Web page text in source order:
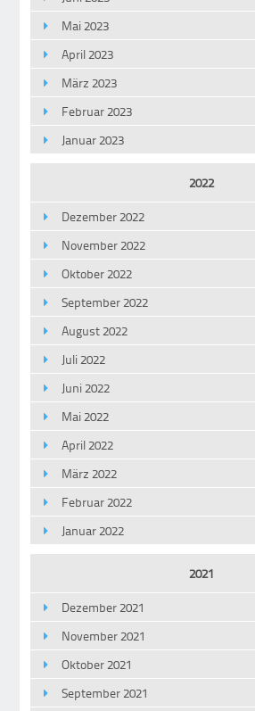
Mai 2023
April 2023
März 2023
Februar 2023
Januar 2023
2022
Dezember 2022
November 2022
Oktober 2022
September 2022
August 2022
Juli 2022
Juni 2022
Mai 2022
April 2022
März 2022
Februar 2022
Januar 2022
2021
Dezember 2021
November 2021
Oktober 2021
September 2021